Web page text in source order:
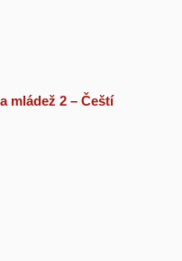
mládež 2 – Čeští